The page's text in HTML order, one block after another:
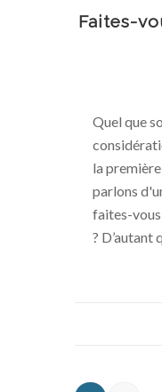
Faites-
Quel que
la
parlons
faites-vous
? D’autant